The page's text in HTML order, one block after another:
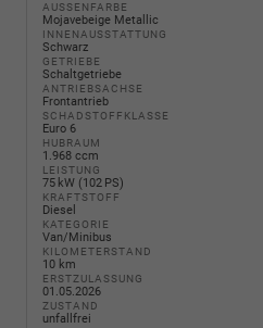
AUSSENFARBE
Mojavebeige Metallic
INNENAUSSTATTUNG
Schwarz
GETRIEBE
Schaltgetriebe
ANTRIEBSACHSE
Frontantrieb
SCHADSTOFFKLASSE
Euro 6
HUBRAUM
1.968 ccm
LEISTUNG
75 kW (102 PS)
KRAFTSTOFF
Diesel
KATEGORIE
Van/Minibus
KILOMETERSTAND
10 km
ERSTZULASSUNG
01.05.2026
ZUSTAND
unfallfrei